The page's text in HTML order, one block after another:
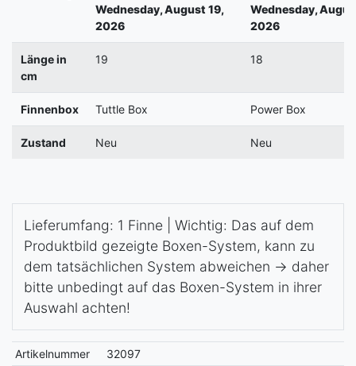
Wednesday, August 19,
2026
Wednesday,
2026
Länge in
cm
19 18
Finnenbox Tuttle Box Power Box
Zustand Neu Neu
Lieferumfang: 1 Finne | Wichtig: Das auf dem
Produktbild gezeigte Boxen-System, kann zu
dem tatsächlichen System abweichen -> daher
bitte unbedingt auf das Boxen-System in ihrer
Auswahl achten!
Artikelnummer 32097